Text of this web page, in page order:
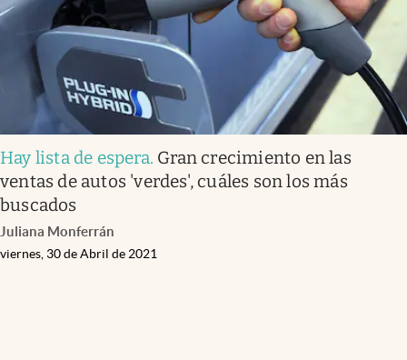
Hay lista de espera. Gran crecimiento en las
ventas de autos 'verdes', cuáles son los más
buscados
Juliana Monferrán
viernes, 30 de Abril de 2021